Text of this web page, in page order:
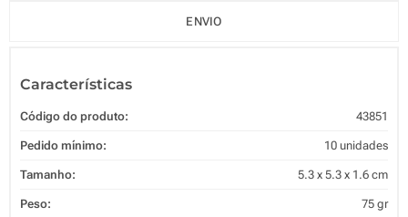
ENVIO
Características
Código do produto: 43851
Pedido mínimo: 10 unidades
Tamanho: 5.3 x 5.3 x 1.6 cm
Peso: 75 gr